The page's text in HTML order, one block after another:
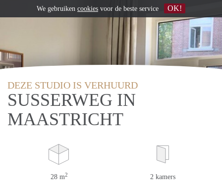
DEZE STUDIO IS VERHUURD
SUSSERWEG IN
MAASTRICHT
28 m2 2 kamers
We gebruiken cookies voor de beste service OK!